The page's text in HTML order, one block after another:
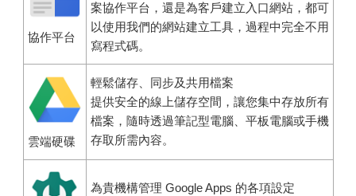
協作平台
案協作平台，還是為客戶建立入口網站，都可
以使用我們的網站建立工具，過程中完全不用
寫程式碼。
雲端硬碟
輕鬆儲存、同步及共用檔案
提供安全的線上儲存空間，讓您集中存放所有
檔案，隨時透過筆記型電腦、平板電腦或手機
存取所需內容。
為貴機構管理 Google Apps 的各項設定